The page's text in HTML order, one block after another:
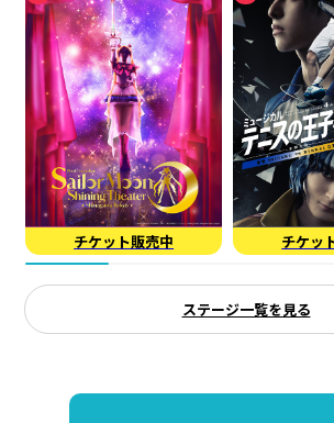
ステージ一覧を見る
チケット販売中 チケッ